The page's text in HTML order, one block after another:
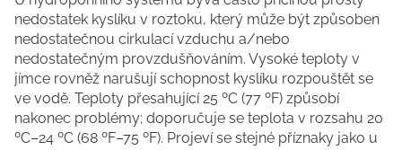
nedostatek kyslíku v roztoku, který může být způsoben
nedostatečnou cirkulací vzduchu a/nebo
nedostatečným provzdušňováním. Vysoké teploty v
jímce rovněž narušují schopnost kyslíku rozpouštět se
ve vodě. Teploty přesahující 25 ºC (77 ºF) způsobí
nakonec problémy; doporučuje se teplota v rozsahu 20
ºC–24 ºC (68 ºF–75 ºF). Projeví se stejné příznaky jako u